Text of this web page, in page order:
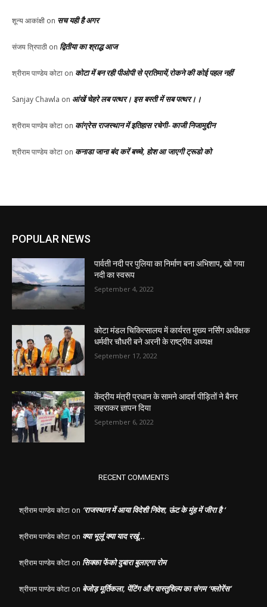
शून्य आकांक्षी on सच यही है अगर
संजय त्रिपाठी on द्वितीया का श्राद्ध आज
श्रीराम पाण्डेय कोटा on कोटा में बन रही पीओपी से प्रतिमायें,रोकने की कोई पहल नहीं
Sanjay Chawla on आंखें चेहरे लब पत्थर। इस बस्ती में सब पत्थर।।
श्रीराम पाण्डेय कोटा on कांग्रेस राजस्थान में इतिहास रचेगी- काजी निजामुद्दीन
श्रीराम पाण्डेय कोटा on कनाडा जाना बंद करें बच्चे, होश आ जाएगी ट्रूडो को
POPULAR NEWS
पार्वती नदी पर पुलिया का निर्माण बना अभिशाप, खो गया
नदी का स्वरूप
September 4, 2022
कोटा मंडल चिकित्सालय में कार्यरत मुख्य नर्सिंग अधीक्षक
धर्मवीर चौधरी बने अरनी के राष्ट्रीय अध्यक्ष
September 17, 2022
केंद्रीय मंत्री प्रधान के सामने आदर्श पीड़ितों ने बैनर
लहराकर ज्ञापन दिया
September 6, 2022
RECENT COMMENTS
श्रीराम पाण्डेय कोटा on ‘राजस्थान में आया विदेशी निवेश, ऊंट के मुंह में जीरा है ‘
श्रीराम पाण्डेय कोटा on क्या भूलूं क्या याद रखूं…
श्रीराम पाण्डेय कोटा on सिक्का फेंको दुबारा बुलाएगा रोम
श्रीराम पाण्डेय कोटा on बेजोड़ मूर्तिकला, पेंटिंग और वास्तुशिल्प का संगम ‘फ्लोरेंस’